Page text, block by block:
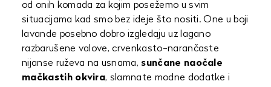
od onih komada za kojim posežemo u svim
situacijama kad smo bez ideje što nositi. One u boji
lavande posebno dobro izgledaju uz lagano
razbarušene valove, crvenkasto-narančaste
nijanse ruževa na usnama, sunčane naočale
mačkastih okvira, slamnate modne dodatke i